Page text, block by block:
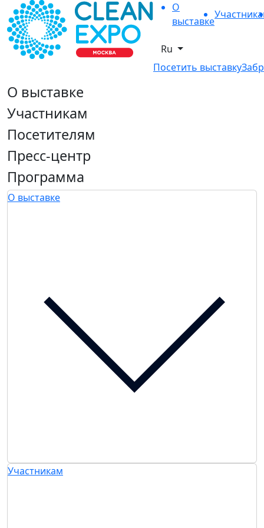
О
выставке
Ru
Посетить выставку
О выставке
Участникам
Посетителям
Пресс-центр
Программа
О выставке
Участникам